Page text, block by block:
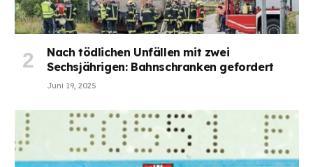
Nach tödlichen Unfällen mit zwei
Sechsjährigen: Bahnschranken gefordert
Juni 19, 2025